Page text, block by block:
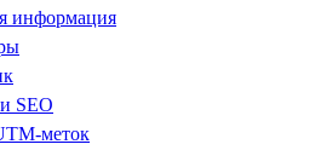
информация
SEO
меток